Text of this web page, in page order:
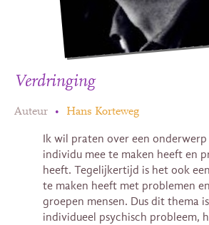
Verdringing
Auteur • Hans Korteweg
Ik wil praten over een
individu mee te maken heeft en
heeft. Tegelijkertijd is het ook
te maken heeft met problemen
groepen mensen. Dus dit thema
individueel psychisch probleem,